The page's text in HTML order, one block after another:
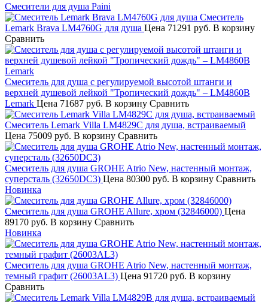
Смесители для душа Paini
Смеситель
Lemark Brava LM4760G для душа Цена 71291 руб. В корзину
Сравнить
Смеситель для душа с регулируемой высотой штанги и
верхней душевой лейкой "Тропический дождь" – LM4860B
Lemark Цена 71687 руб. В корзину Сравнить
Смеситель Lemark Villa LM4829C для душа, встраиваемый
Цена 75009 руб. В корзину Сравнить
Смеситель для душа GROHE Atrio New, настенный монтаж,
суперсталь (32650DC3) Цена 80300 руб. В корзину Сравнить
Новинка
Смеситель для душа GROHE Allure, хром (32846000) Цена
89170 руб. В корзину Сравнить
Новинка
Смеситель для душа GROHE Atrio New, настенный монтаж,
темный графит (26003AL3) Цена 91720 руб. В корзину
Сравнить